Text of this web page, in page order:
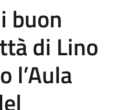
buon
di Lino
l’Aula